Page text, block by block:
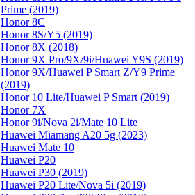
Prime (2019)
Honor 8C
Honor 8S/Y5 (2019)
Honor 8X (2018)
Honor 9X Pro/9X/9i/Huawei Y9S (2019)
Honor 9X/Huawei P Smart Z/Y9 Prime
(2019)
Honor 10 Lite/Huawei P Smart (2019)
Honor 7X
Honor 9i/Nova 2i/Mate 10 Lite
Huawei Miamang A20 5g (2023)
Huawei Mate 10
Huawei P20
Huawei P30 (2019)
Huawei P20 Lite/Nova 5i (2019)